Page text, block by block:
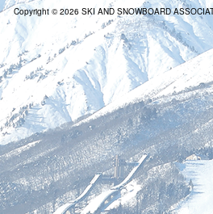
Copyright © 2026 SKI AND SNOWBOARD